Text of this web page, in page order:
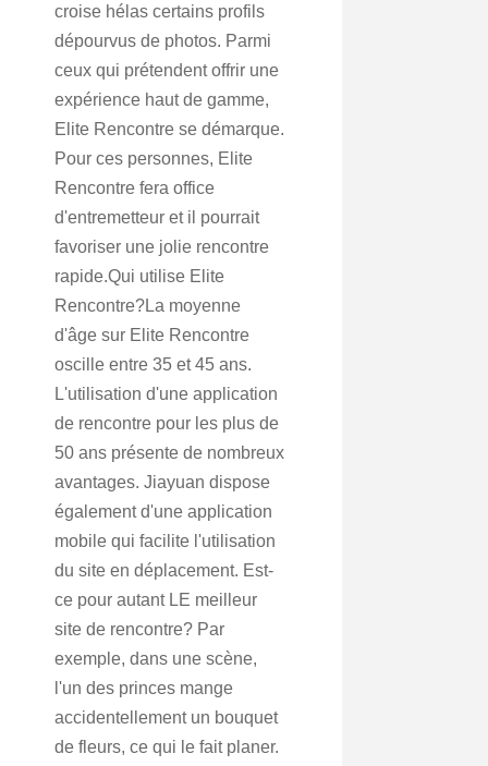
croise hélas certains profils
dépourvus de photos. Parmi
ceux qui prétendent offrir une
expérience haut de gamme,
Elite Rencontre se démarque.
Pour ces personnes, Elite
Rencontre fera office
d'entremetteur et il pourrait
favoriser une jolie rencontre
rapide.Qui utilise Elite
Rencontre?La moyenne
d'âge sur Elite Rencontre
oscille entre 35 et 45 ans.
L'utilisation d'une application
de rencontre pour les plus de
50 ans présente de nombreux
avantages. Jiayuan dispose
également d'une application
mobile qui facilite l'utilisation
du site en déplacement. Est-
ce pour autant LE meilleur
site de rencontre? Par
exemple, dans une scène,
l'un des princes mange
accidentellement un bouquet
de fleurs, ce qui le fait planer.